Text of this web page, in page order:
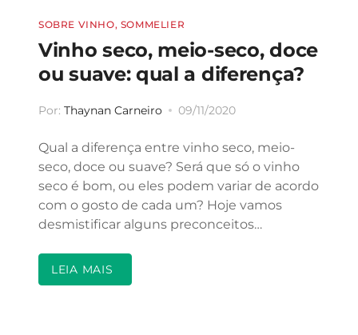
SOBRE VINHO, SOMMELIER
Vinho seco, meio-seco, doce
ou suave: qual a diferença?
Por: Thaynan Carneiro 09/11/2020
Qual a diferença entre vinho seco, meio-
seco, doce ou suave? Será que só o vinho
seco é bom, ou eles podem variar de acordo
com o gosto de cada um? Hoje vamos
desmistificar alguns preconceitos…
LEIA MAIS